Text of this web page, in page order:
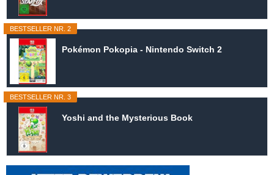
BESTSELLER NR. 2
Pokémon Pokopia - Nintendo Switch 2
BESTSELLER NR. 3
Yoshi and the Mysterious Book